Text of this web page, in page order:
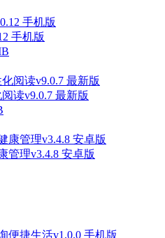
手机版
读v9.0.7 最新版
管理v3.4.8 安卓版